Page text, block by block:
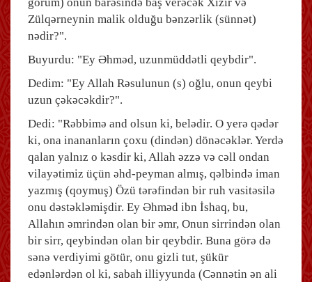
görüm) onun barəsində baş verəcək Xızır və
Zülqərneynin malik olduğu bənzərlik (sünnət)
nədir?".
Buyurdu: "Ey Əhməd, uzunmüddətli qeybdir".
Dedim: "Ey Allah Rəsulunun (s) oğlu, onun qeybi
uzun çəkəcəkdir?".
Dedi: "Rəbbimə and olsun ki, belədir. O yerə qədər
ki, ona inananların çoxu (dindən) dönəcəklər. Yerdə
qalan yalnız o kəsdir ki, Allah əzzə və cəll ondan
vilayətimiz üçün əhd-peyman almış, qəlbində iman
yazmış (qoymuş) Özü tərəfindən bir ruh vasitəsilə
onu dəstəkləmişdir. Ey Əhməd ibn İshaq, bu,
Allahın əmrindən olan bir əmr, Onun sirrindən olan
bir sirr, qeybindən olan bir qeybdir. Buna görə də
sənə verdiyimi götür, onu gizli tut, şükür
edənlərdən ol ki, sabah illiyyunda (Cənnətin ən ali